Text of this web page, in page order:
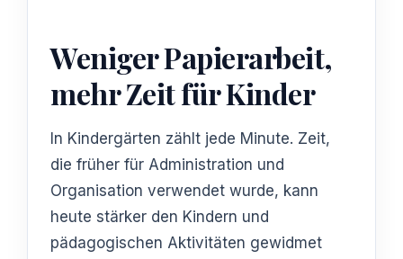
Weniger Papierarbeit,
mehr Zeit für Kinder
In Kindergärten zählt jede Minute. Zeit,
die früher für Administration und
Organisation verwendet wurde, kann
heute stärker den Kindern und
pädagogischen Aktivitäten gewidmet